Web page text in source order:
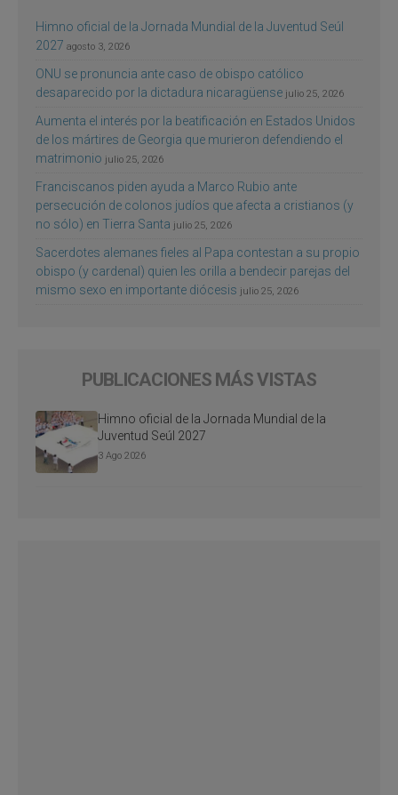
Himno oficial de la Jornada Mundial de la Juventud Seúl
2027 agosto 3, 2026
ONU se pronuncia ante caso de obispo católico
desaparecido por la dictadura nicaragüense julio 25, 2026
Aumenta el interés por la beatificación en Estados Unidos
de los mártires de Georgia que murieron defendiendo el
matrimonio julio 25, 2026
Franciscanos piden ayuda a Marco Rubio ante
persecución de colonos judíos que afecta a cristianos (y
no sólo) en Tierra Santa julio 25, 2026
Sacerdotes alemanes fieles al Papa contestan a su propio
obispo (y cardenal) quien les orilla a bendecir parejas del
mismo sexo en importante diócesis julio 25, 2026
PUBLICACIONES MÁS VISTAS
Himno oficial de la Jornada Mundial de la
Juventud Seúl 2027
3 Ago 2026